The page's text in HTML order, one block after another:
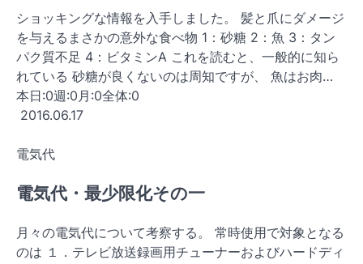
ショッキングな情報を入手しました。 髪と爪にダメージ
を与えるまさかの意外な食べ物 1：砂糖 2：魚 3：タン
パク質不足 4：ビタミンA これを読むと、一般的に知ら
れている 砂糖が良くないのは周知ですが、 魚はお肉…
本日:0週:0月:0全体:0
2016.06.17
電気代
電気代・最少限化その一
月々の電気代について考察する。 常時使用で対象となる
のは １．テレビ放送録画用チューナーおよびハードディ